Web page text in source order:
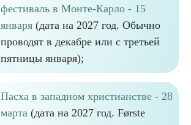
фестиваль в Монте-Карло - 15
января (дата на 2027 год. Обычно
проводят в декабре или с третьей
пятницы января);
Пасха в западном христианстве - 28
марта (дата на 2027 год. Første